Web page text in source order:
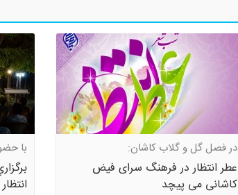
در فصل گل و گلاب کاشان:
عطر انتظار در فرهنگ سرای فیض
کاشانی می پیچد
با